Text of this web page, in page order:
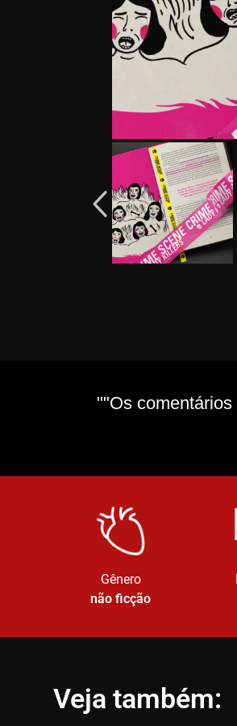
""Os
Gênero
não ficção
Veja também: